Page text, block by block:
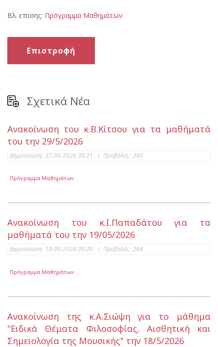
Βλ. επίσης: Πρόγραμμα Μαθημάτων
Επιστροφή
Σχετικά Νέα
Ανακοίνωση του κ.Β.Κίτσου για τα μαθήματά
του την 29/5/2026
Δημοσίευση: 27-05-2026 09:21 | Προβολές: 289
Πρόγραμμα Μαθημάτων
Ανακοίνωση του κ.Ι.Παπαδάτου για τα
μαθήματά του την 19/05/2026
Δημοσίευση: 19-05-2026 09:20 | Προβολές: 268
Πρόγραμμα Μαθημάτων
Ανακοίνωση της κ.Α.Σιώψη για το μάθημα
"Ειδικά Θέματα Φιλοσοφίας, Αισθητική και
Σημειολογία της Μουσικής" την 18/5/2026